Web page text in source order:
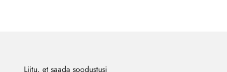
Liitu, et saada soodustusi